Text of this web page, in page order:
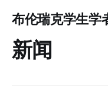
布伦瑞克学生学
新闻